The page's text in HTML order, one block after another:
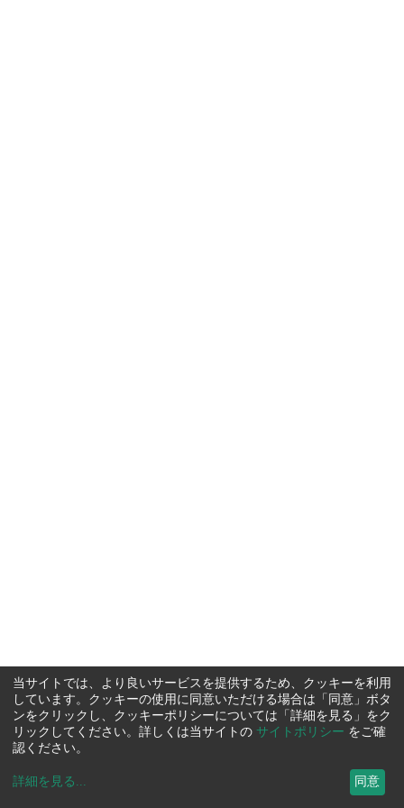
当サイトでは、より良いサービスを提供するため、クッキーを利用
しています。クッキーの使用に同意いただける場合は「同意」ボタ
ンをクリックし、クッキーポリシーについては「詳細を見る」をク
リックしてください。詳しくは当サイトの サイトポリシー をご確
認ください。
詳細を見る ... 同意